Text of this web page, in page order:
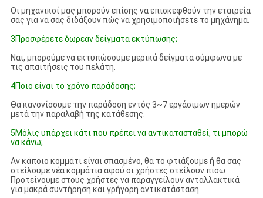
Οι μηχανικοί μας μπορούν επίσης να επισκεφθούν την εταιρεία
σας για να σας διδάξουν πώς να χρησιμοποιήσετε το μηχάνημα.
3Προσφέρετε δωρεάν δείγματα εκτύπωσης;
Ναι, μπορούμε να εκτυπώσουμε μερικά δείγματα σύμφωνα με
τις απαιτήσεις του πελάτη.
4Ποιο είναι το χρόνο παράδοσης;
Θα κανονίσουμε την παράδοση εντός 3~7 εργάσιμων ημερών
μετά την παραλαβή της κατάθεσης.
5Μόλις υπάρχει κάτι που πρέπει να αντικατασταθεί, τι μπορώ
να κάνω;
Αν κάποιο κομμάτι είναι σπασμένο, θα το φτιάξουμε ή θα σας
στείλουμε νέα κομμάτια αφού οι χρήστες στείλουν πίσω
Προτείνουμε στους χρήστες να παραγγείλουν ανταλλακτικά
για μακρά συντήρηση και γρήγορη αντικατάσταση.